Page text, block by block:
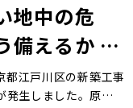
地中の危
備えるか ―
発事故に学
都江戸川区の新築工事
発生しました。原因